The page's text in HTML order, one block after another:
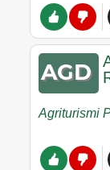
Agriturismi